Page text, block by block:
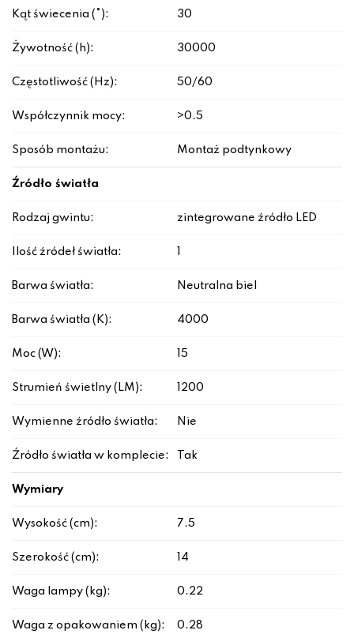
Kąt świecenia (°): 30
Żywotność (h): 30000
Częstotliwość (Hz): 50/60
Współczynnik mocy: >0.5
Sposób montażu: Montaż podtynkowy
Źródło światła
Rodzaj gwintu: zintegrowane źródło LED
Ilość źródeł światła:
Barwa światła: Neutralna biel
Barwa światła (K): 4000
Moc (W): 15
Strumień świetlny (LM): 1200
Wymienne źródło światła: Nie
Źródło światła w komplecie: Tak
Wymiary
Wysokość (cm): 7.5
Szerokość (cm): 14
Waga lampy (kg): 0.22
Waga z opakowaniem (kg): 0.28